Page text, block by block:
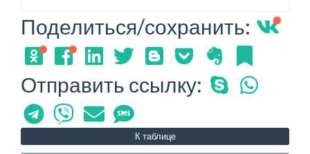
Поделиться/сохранить:
Отправить ссылку:
К таблице